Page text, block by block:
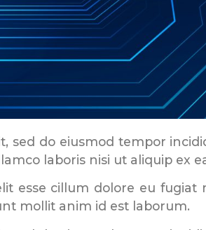
sed do eiusmod tempor
laboris nisi ut aliquip ex
esse cillum dolore eu fugiat
mollit anim id est laborum.